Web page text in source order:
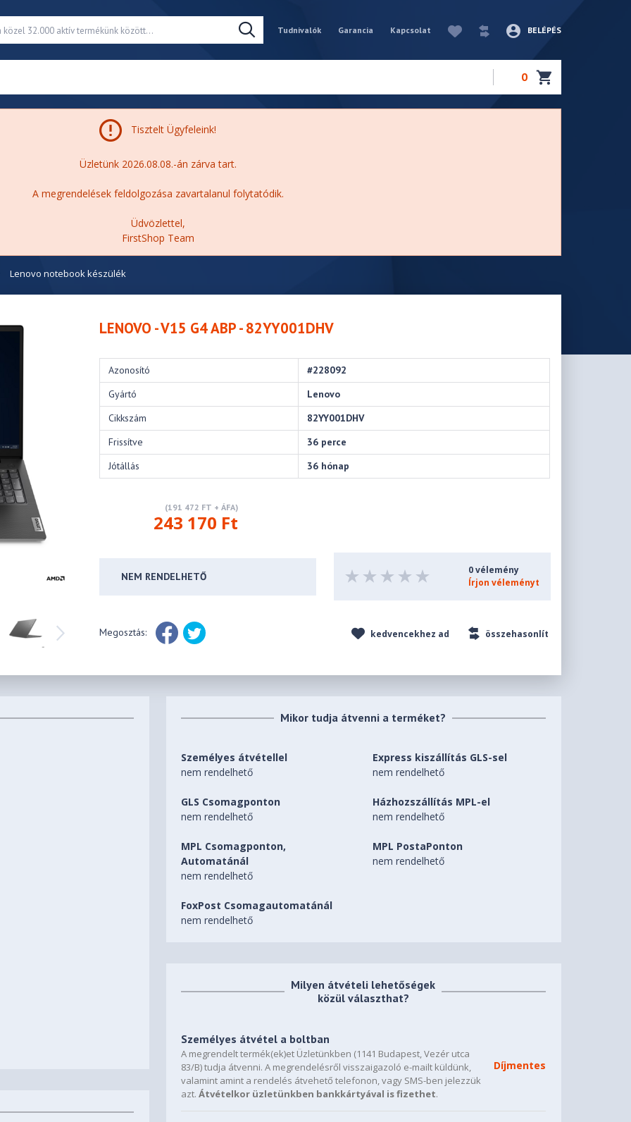
Tudnivalók Garancia Kapcsolat BELÉPÉS
0
Tisztelt Ügyfeleink!
Üzletünk 2026.08.08.-án zárva tart.
A megrendelések feldolgozása zavartalanul folytatódik.
Üdvözlettel,
FirstShop Team
Lenovo notebook készülék
LENOVO - V15 G4 ABP - 82YY001DHV
Azonosító
#228092
Gyártó
Lenovo
Cikkszám
82YY001DHV
Frissítve
36 perce
Jótállás
36 hónap
(191 472 FT + ÁFA)
243 170 Ft
NEM RENDELHETŐ
0 vélemény
Írjon véleményt
Megosztás: kedvencekhez ad összehasonlít
Mikor tudja átvenni a terméket?
Személyes átvétellel
nem rendelhető
Express kiszállítás GLS-sel
nem rendelhető
GLS Csomagponton
nem rendelhető
Házhozszállítás MPL-el
nem rendelhető
MPL Csomagponton,
Automatánál
nem rendelhető
MPL PostaPonton
nem rendelhető
FoxPost Csomagautomatánál
nem rendelhető
Milyen átvételi lehetőségek
közül választhat?
Személyes átvétel a boltban
A megrendelt termék(ek)et Üzletünkben (1141 Budapest, Vezér utca
83/B) tudja átvenni. A megrendelésről visszaigazoló e-mailt küldünk,
valamint amint a rendelés átvehető telefonon, vagy SMS-ben jelezzük
azt.Átvételkor üzletünkben bankkártyával is fizethet.
Díjmentes